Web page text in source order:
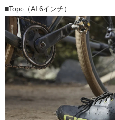
■Topo（AI 6インチ）